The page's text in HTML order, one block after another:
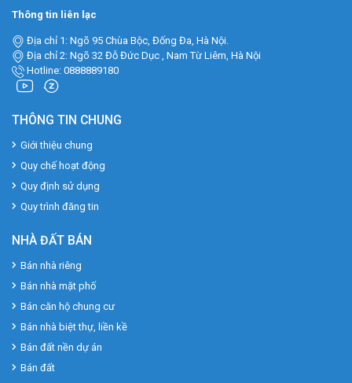
Thông tin liên lạc
Địa chỉ 1: Ngõ 95 Chùa Bộc, Đống Đa, Hà Nội.
Địa chỉ 2: Ngõ 32 Đỗ Đức Dục , Nam Từ Liêm, Hà Nội
Hotline: 0888889180
THÔNG TIN CHUNG
Giới thiệu chung
Quy chế hoạt động
Quy định sử dụng
Quy trình đăng tin
NHÀ ĐẤT BÁN
Bán nhà riêng
Bán nhà mặt phố
Bán căn hộ chung cư
Bán nhà biệt thự, liền kề
Bán đất nền dự án
Bán đất